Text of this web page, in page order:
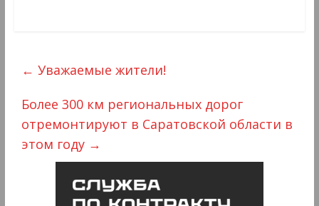
← Уважаемые жители!
Более 300 км региональных дорог
отремонтируют в Саратовской области в
этом году →